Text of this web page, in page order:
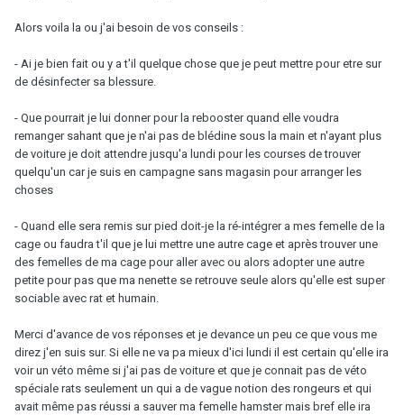
Alors voila la ou j'ai besoin de vos conseils :
- Ai je bien fait ou y a t'il quelque chose que je peut mettre pour etre sur
de désinfecter sa blessure.
- Que pourrait je lui donner pour la rebooster quand elle voudra
remanger sahant que je n'ai pas de blédine sous la main et n'ayant plus
de voiture je doit attendre jusqu'a lundi pour les courses de trouver
quelqu'un car je suis en campagne sans magasin pour arranger les
choses
- Quand elle sera remis sur pied doit-je la ré-intégrer a mes femelle de la
cage ou faudra t'il que je lui mettre une autre cage et après trouver une
des femelles de ma cage pour aller avec ou alors adopter une autre
petite pour pas que ma nenette se retrouve seule alors qu'elle est super
sociable avec rat et humain.
Merci d'avance de vos réponses et je devance un peu ce que vous me
direz j'en suis sur. Si elle ne va pa mieux d'ici lundi il est certain qu'elle ira
voir un véto même si j'ai pas de voiture et que je connait pas de véto
spéciale rats seulement un qui a de vague notion des rongeurs et qui
avait même pas réussi a sauver ma femelle hamster mais bref elle ira